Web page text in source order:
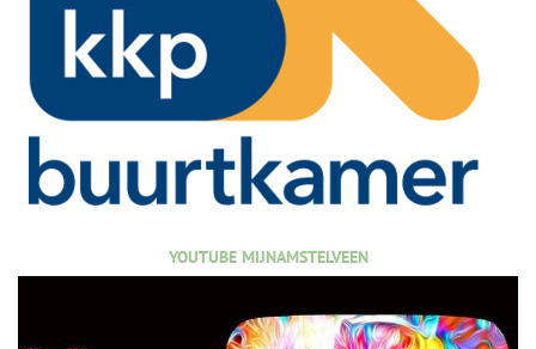
YOUTUBE MIJNAMSTELVEEN